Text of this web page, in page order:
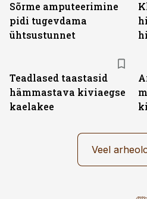
Sõrme amputeerimine
pidi tugevdama
ühtsustunnet
Teadlased taastasid
hämmastava kiviaegse
kaelakee
Veel